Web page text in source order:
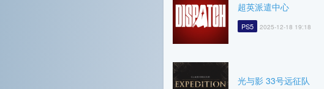
超英派遣中心
PS5 2025-12-18 19:18
光与影 33号远征队